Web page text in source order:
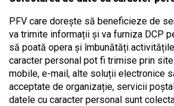
PFV care dorește să beneficieze de
va trimite informații și va furniza DCP
să poată opera și îmbunătăți
caracter personal pot fi trimise prin
mobile, e-mail, alte soluții electronice
acceptate de organizație, servicii
datele cu caracter personal sunt